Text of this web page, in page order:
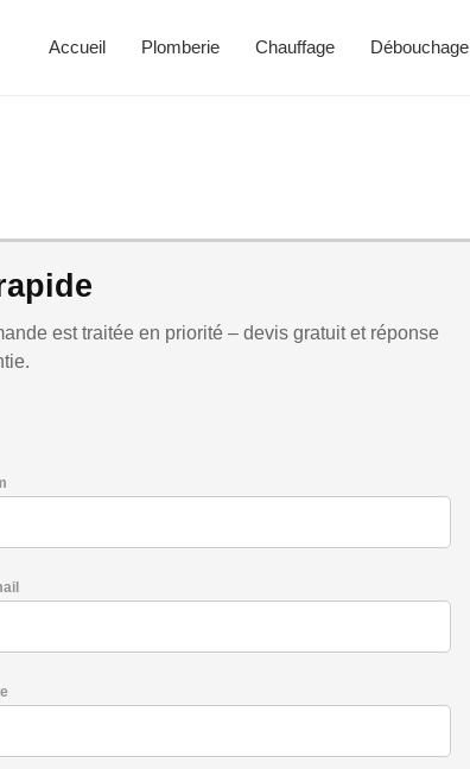
Accueil Plomberie Chauffage Débouchage
est traitée en priorité – devis gratuit et réponse